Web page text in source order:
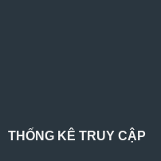
THỐNG KÊ TRUY CẬP